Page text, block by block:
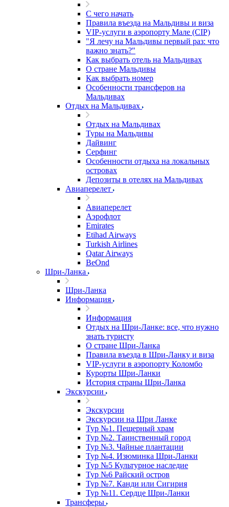
С чего начать
Правила въезда на Мальдивы и виза
VIP-услуги в аэропорту Мале (CIP)
"Я лечу на Мальдивы первый раз: что
важно знать?"
Как выбрать отель на Мальдивах
О стране Мальдивы
Как выбрать номер
Особенности трансферов на
Мальдивах
Отдых на Мальдивах
Отдых на Мальдивах
Туры на Мальдивы
Дайвинг
Серфинг
Особенности отдыха на локальных
островах
Депозиты в отелях на Мальдивах
Авиаперелет
Авиаперелет
Аэрофлот
Emirates
Etihad Airways
Turkish Airlines
Qatar Airways
BeOnd
Шри-Ланка
Шри-Ланка
Информация
Информация
Отдых на Шри-Ланке: все, что нужно
знать туристу
О стране Шри-Ланка
Правила въезда в Шри-Ланку и виза
VIP-услуги в аэропорту Коломбо
Курорты Шри-Ланки
История страны Шри-Ланка
Экскурсии
Экскурсии
Экскурсии на Шри Ланке
Тур №1. Пещерный храм
Тур №2. Таинственный город
Тур №3. Чайные плантации
Тур №4. Изюминка Шри-Ланки
Тур №5 Культурное наследие
Тур №6 Райский остров
Тур №7. Канди или Сигирия
Тур №11. Сердце Шри-Ланки
Трансферы